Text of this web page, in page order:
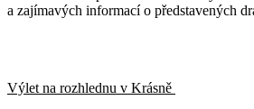
a zajímavých informací o představených
Lenka
Výlet na rozhlednu v Krásně